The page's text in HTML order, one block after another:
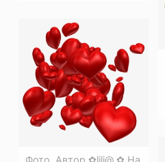
Фото, Автор ✿lili@ ✿ На